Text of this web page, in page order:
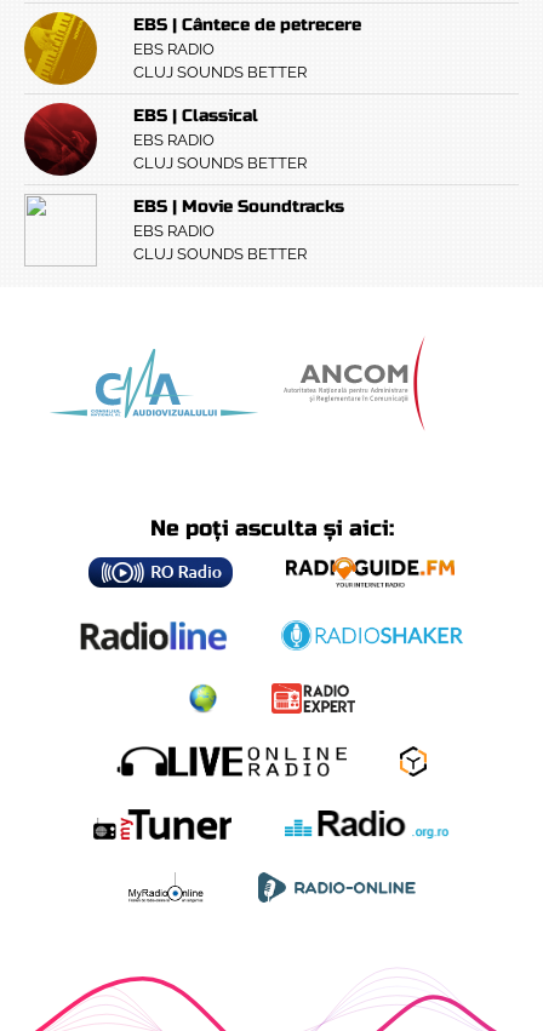
EBS | Cântece de petrecere
EBS RADIO
CLUJ SOUNDS BETTER
EBS | Classical
EBS RADIO
CLUJ SOUNDS BETTER
EBS | Movie Soundtracks
EBS RADIO
CLUJ SOUNDS BETTER
Ne poți asculta și aici: